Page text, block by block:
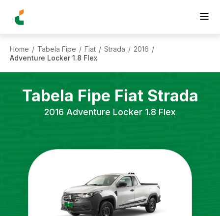
Home / Tabela Fipe / Fiat / Strada / 2016 /
Adventure Locker 1.8 Flex
Tabela Fipe Fiat Strada
2016 Adventure Locker 1.8 Flex